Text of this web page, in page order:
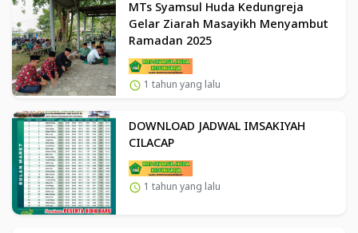
MTs Syamsul Huda Kedungreja
Gelar Ziarah Masayikh Menyambut
Ramadan 2025
1 tahun yang lalu
DOWNLOAD JADWAL IMSAKIYAH
CILACAP
1 tahun yang lalu